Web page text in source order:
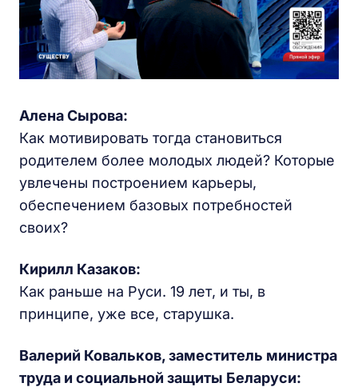
Алена Сырова:
Как мотивировать тогда становиться
родителем более молодых людей? Которые
увлечены построением карьеры,
обеспечением базовых потребностей
своих?
Кирилл Казаков:
Как раньше на Руси. 19 лет, и ты, в
принципе, уже все, старушка.
Валерий Ковальков, заместитель министра
труда и социальной защиты Беларуси: